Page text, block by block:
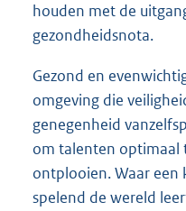
houden met de
gezondheidsnota.
Gezond en
omgeving die
genegenheid
om talenten optimaal
ontplooien. Waar een
spelend de wereld